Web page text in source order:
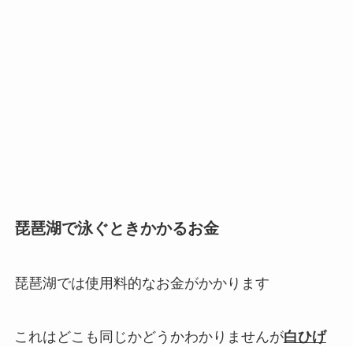
琵琶湖で泳ぐときかかるお金
琵琶湖では使用料的なお金がかかります
これはどこも同じかどうかわかりませんが白ひげ